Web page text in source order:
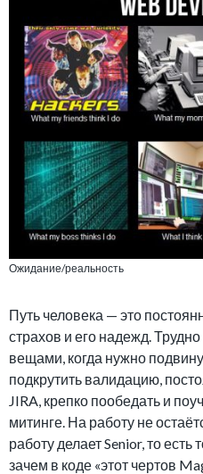
Ожидание/реальность
Путь человека — это
страхов и его надежд.
вещами, когда нужно
подкрутить валидацию,
JIRA, крепко пообедать и
митинге. На работу не
работу делает Senior, то есть
зачем в коде «этот чертов